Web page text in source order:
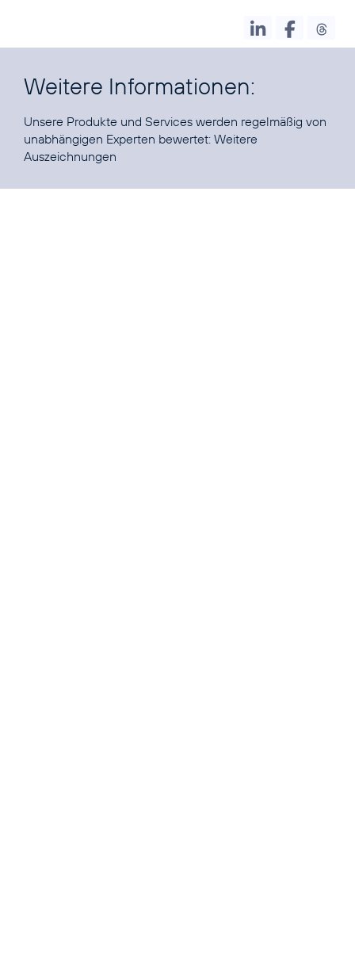
Weitere Informationen:
Unsere Produkte und Services werden regelmäßig von
unabhängigen Experten bewertet: Weitere
Auszeichnungen